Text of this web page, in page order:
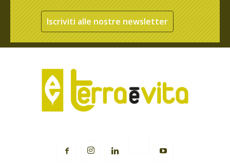
Iscriviti alle nostre newsletter